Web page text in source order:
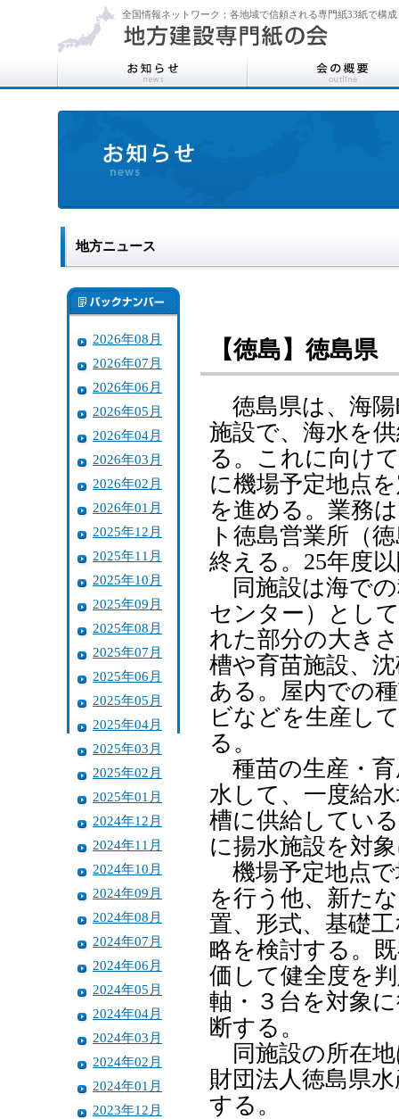
全国情報ネットワーク：各地域で信頼される専門紙33紙で構成
地方ニュース
2026年08月
2026年07月
2026年06月
2026年05月
2026年04月
2026年03月
2026年02月
2026年01月
2025年12月
2025年11月
2025年10月
2025年09月
2025年08月
2025年07月
2025年06月
2025年05月
2025年04月
2025年03月
2025年02月
2025年01月
2024年12月
2024年11月
2024年10月
2024年09月
2024年08月
2024年07月
2024年06月
2024年05月
2024年04月
2024年03月
2024年02月
2024年01月
2023年12月
【徳島】徳島
徳島県は、海陽
施設で、海水を
る。これに向け
に機場予定地点
を進める。業務
ト徳島営業所（
終える。25年度
同施設は海での
センター）とし
れた部分の大き
槽や育苗施設、
ある。屋内での
ビなどを生産し
る。
種苗の生産・育
水して、一度給
槽に供給してい
に揚水施設を対
機場予定地点で
を行う他、新た
置、形式、基礎
略を検討する。
価して健全度を
軸・３台を対象
断する。
同施設の所在地
財団法人徳島県
する。